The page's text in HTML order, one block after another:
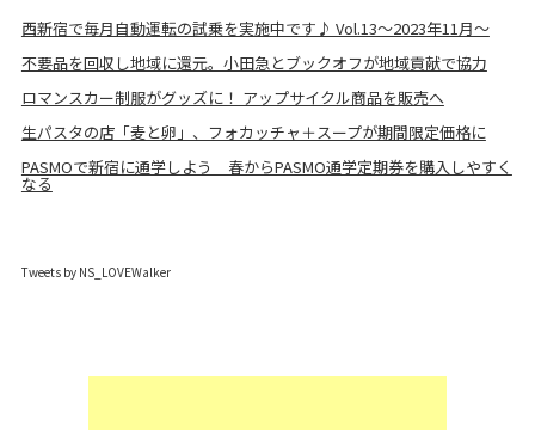
西新宿で毎月自動運転の試乗を実施中です♪ Vol.13～2023年11月～
不要品を回収し地域に還元。小田急とブックオフが地域貢献で協力
ロマンスカー制服がグッズに！ アップサイクル商品を販売へ
生パスタの店「麦と卵」、フォカッチャ＋スープが期間限定価格に
PASMOで新宿に通学しよう 春からPASMO通学定期券を購入しやすく
なる
Tweets by NS_LOVEWalker